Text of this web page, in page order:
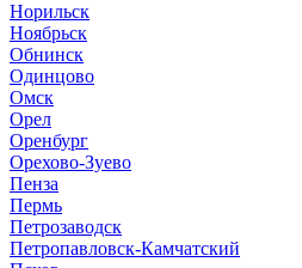
Норильск
Ноябрьск
Обнинск
Одинцово
Омск
Орел
Оренбург
Орехово-Зуево
Пенза
Пермь
Петрозаводск
Петропавловск-Камчатский